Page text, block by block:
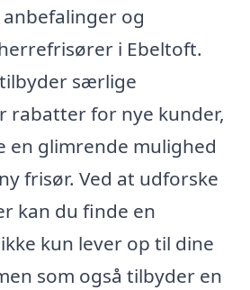
og
i Ebeltoft.
særlige
rabatter for nye kunder,
en glimrende mulighed
frisør. Ved at udforske
kan du finde en
kun lever op til dine
som også tilbyder en